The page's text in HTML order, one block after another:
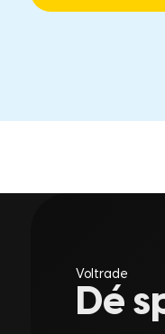
Voltrade
Dé